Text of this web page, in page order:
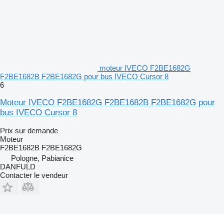
moteur IVECO F2BE1682G
F2BE1682B F2BE1682G pour bus IVECO Cursor 8
6
Moteur IVECO F2BE1682G F2BE1682B F2BE1682G pour
bus IVECO Cursor 8
Prix sur demande
Moteur
F2BE1682B F2BE1682G
Pologne, Pabianice
DANFULD
Contacter le vendeur